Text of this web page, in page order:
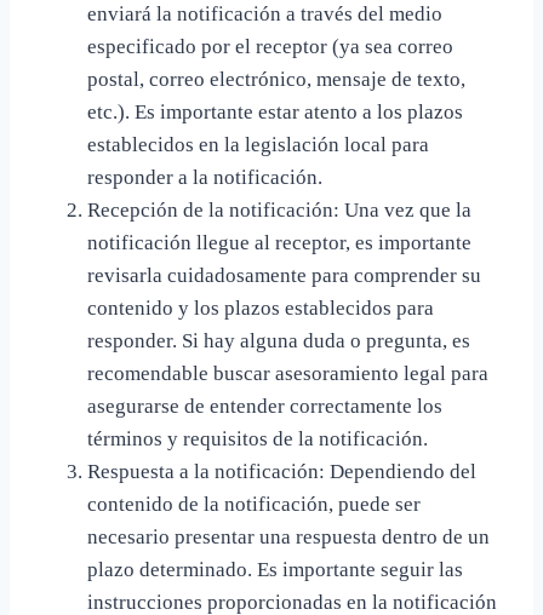
enviará la notificación a través del medio
especificado por el receptor (ya sea correo
postal, correo electrónico, mensaje de texto,
etc.). Es importante estar atento a los plazos
establecidos en la legislación local para
responder a la notificación.
Recepción de la notificación: Una vez que la
notificación llegue al receptor, es importante
revisarla cuidadosamente para comprender su
contenido y los plazos establecidos para
responder. Si hay alguna duda o pregunta, es
recomendable buscar asesoramiento legal para
asegurarse de entender correctamente los
términos y requisitos de la notificación.
Respuesta a la notificación: Dependiendo del
contenido de la notificación, puede ser
necesario presentar una respuesta dentro de un
plazo determinado. Es importante seguir las
instrucciones proporcionadas en la notificación